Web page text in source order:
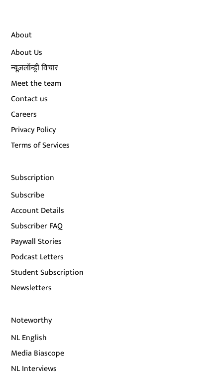
About
About Us
न्यूज़लॉन्ड्री विचार
Meet the team
Contact us
Careers
Privacy Policy
Terms of Services
Subscription
Subscribe
Account Details
Subscriber FAQ
Paywall Stories
Podcast Letters
Student Subscription
Newsletters
Noteworthy
NL English
Media Biascope
NL Interviews